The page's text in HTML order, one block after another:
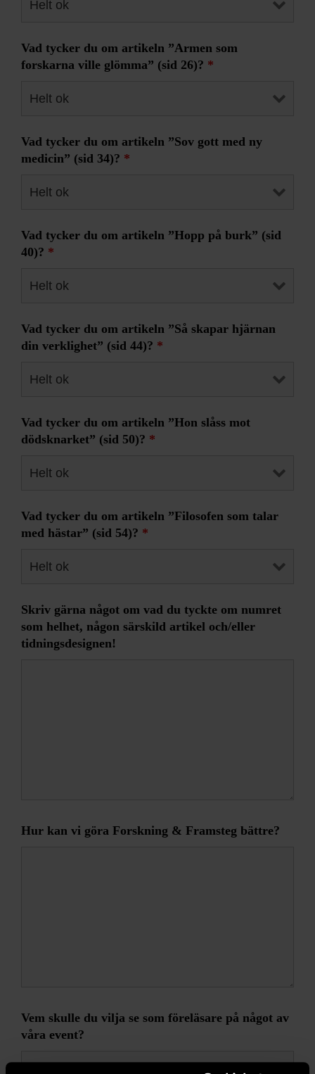
Vad tycker du om artikeln ”Armen som
forskarna ville glömma” (sid 26)? *
Vad tycker du om artikeln ”Sov gott med ny
medicin” (sid 34)? *
Vad tycker du om artikeln ”Hopp på burk” (sid
40)? *
Vad tycker du om artikeln ”Så skapar hjärnan
din verklighet” (sid 44)? *
Vad tycker du om artikeln ”Hon slåss mot
dödsknarket” (sid 50)? *
Vad tycker du om artikeln ”Filosofen som talar
med hästar” (sid 54)? *
Skriv gärna något om vad du tyckte om numret
som helhet, någon särskild artikel och/eller
tidningsdesignen!
Hur kan vi göra Forskning & Framsteg bättre?
Vem skulle du vilja se som föreläsare på något av
våra event?